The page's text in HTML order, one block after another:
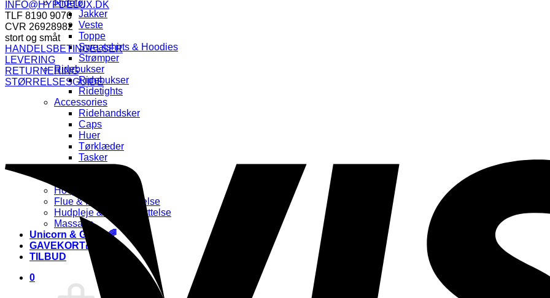
Ridetøj
Jakker
Veste
Toppe
Sweatshirts & Hoodies
Strømper
Ridebukser
Ridebukser
Ridetights
Accessories
Ridehandsker
Caps
Huer
Tørklæder
Tasker
Hovpleje
Flue & Insektbeskyttelse
Hudpleje & UV-beskyttelse
Massage
Unicorn & Glitter🌈
GAVEKORT🎁
TILBUD
0
INFO@HYPDELUX.DK
TLF 8190 9076
CVR 26928982
stort og småt
HANDELSBETINGELSER
LEVERING
RETURNERING
STØRRELSESGUIDE